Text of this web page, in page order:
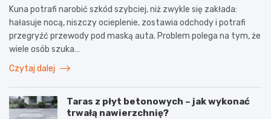
Kuna potrafi narobić szkód szybciej, niż zwykle się zakłada:
hałasuje nocą, niszczy ocieplenie, zostawia odchody i potrafi
przegryźć przewody pod maską auta. Problem polega na tym, że
wiele osób szuka…
Czytaj dalej
Taras z płyt betonowych – jak wykonać
trwałą nawierzchnię?